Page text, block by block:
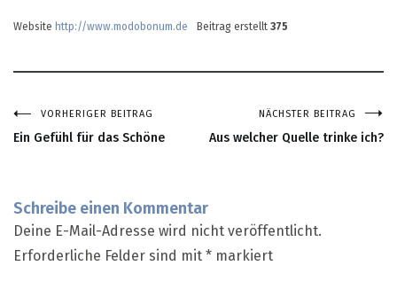
Website http://www.modobonum.de Beitrag erstellt 375
Beitragsnavigation
VORHERIGER BEITRAG
Ein Gefühl für das Schöne
NÄCHSTER BEITRAG
Aus welcher Quelle trinke ich?
Schreibe einen Kommentar
Deine E-Mail-Adresse wird nicht veröffentlicht.
Erforderliche Felder sind mit * markiert